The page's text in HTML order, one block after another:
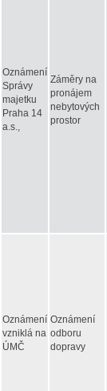
Oznámení
Správy
majetku
Praha 14
a.s.,
Záměry na
pronájem
nebytových
prostor
Oznámení
vzniklá na
ÚMČ
Oznámení
odboru
dopravy